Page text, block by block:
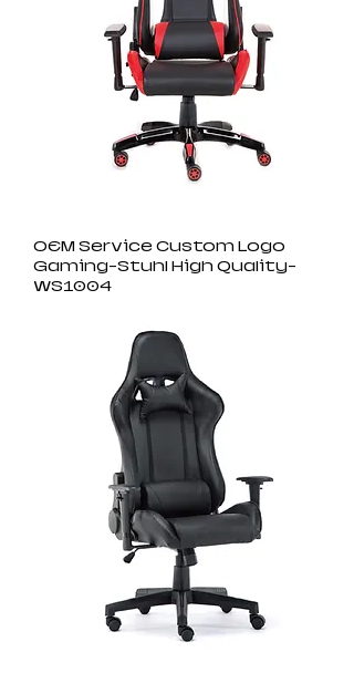
OEM Service Custom Logo
Gaming-Stuhl High Quality-
WS1004